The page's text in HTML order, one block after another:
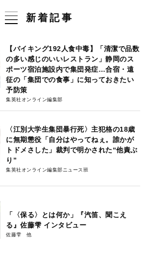
新着記事
【バイキング192人食中毒】「清潔で品数
の多い感じのいいレストラン」静岡のス
ポーツ宿泊施設内で集団発症…合宿・遠
征の「集団での食事」に知っておきたい
予防策
集英社オンライン編集部
〈江別大学生集団暴行死〉主犯格の18歳
に無期懲役「自分はやってねぇ。誰かが
トドメさした」裁判で明かされた“他責ぶ
り”
集英社オンライン編集部ニュース班
「〈保る〉とは何か」『汽笛、聞こえ
る』佐藤雫 インタビュー
佐藤雫